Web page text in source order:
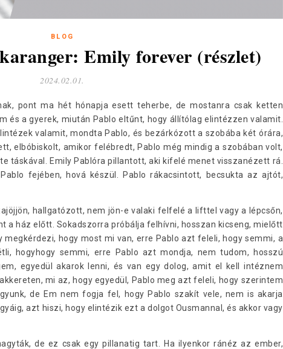
BLOG
Emily forever (részlet)
2024.02.01.
pont ma hét hónapja esett teherbe, de mostanra csak ketten
és a gyerek, miután Pablo eltűnt, hogy állítólag elintézzen valamit.
valamit, mondta Pablo, és bezárkózott a szobába két órára,
elbóbiskolt, amikor felébredt, Pablo még mindig a szobában volt,
táskával. Emily Pablóra pillantott, aki kifelé menet visszanézett rá.
fejében, hová készül. Pablo rákacsintott, becsukta az ajtót,
hallgatózott, nem jön-e valaki felfelé a lifttel vagy a lépcsőn,
a ház előtt. Sokadszorra próbálja felhívni, hosszan kicseng, mielőtt
megkérdezi, hogy most mi van, erre Pablo azt feleli, hogy semmi, a
hogyhogy semmi, erre Pablo azt mondja, nem tudom, hosszú
egyedül akarok lenni, és van egy dolog, amit el kell intéznem
mi az, hogy egyedül, Pablo meg azt feleli, hogy szerintem
de Em nem fogja fel, hogy Pablo szakít vele, nem is akarja
azt hiszi, hogy elintézik ezt a dolgot Ousmannal, és akkor vagy
de ez csak egy pillanatig tart. Ha ilyenkor ránéz az ember,